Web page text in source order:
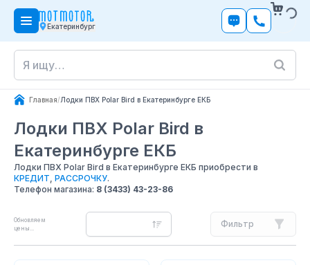
Екатеринбург
Главная/Лодки ПВХ Polar Bird в Екатеринбурге ЕКБ
Лодки ПВХ Polar Bird в
Екатеринбурге ЕКБ
Лодки ПВХ Polar Bird в Екатеринбурге ЕКБ приобрести в
КРЕДИТ, РАССРОЧКУ.
Телефон магазина: 8 (3433) 43-23-86
Обновляем
цены...
Фильтр